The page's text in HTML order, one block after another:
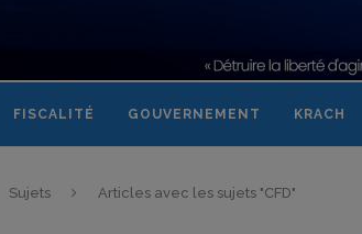
FISCALITÉ GOUVERNEMENT KRACH
Sujets Articles avec les sujets "CFD"